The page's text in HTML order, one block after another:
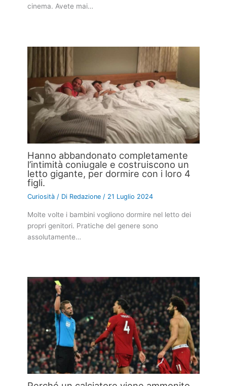
cinema. Avete mai…
Hanno abbandonato completamente
l’intimità coniugale e costruiscono un
letto gigante, per dormire con i loro 4
figli.
Curiosità / Di Redazione / 21 Luglio 2024
Molte volte i bambini vogliono dormire nel letto dei
propri genitori. Pratiche del genere sono
assolutamente…